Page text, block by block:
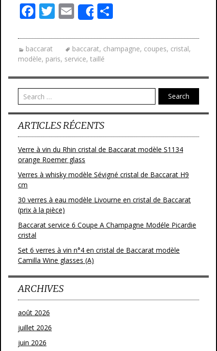
F
e
b
o
o
k
T
itt
er
E
m
ai
l
Share
ta
g
er
baccarat baccarat, champagne, coupes, cristal,
modèle, paris, service, taillé
Search
ARTICLES RÉCENTS
Verre à vin du Rhin cristal de Baccarat modèle S1134
orange Roemer glass
Verres à whisky modèle Sévigné cristal de Baccarat H9
cm
30 verres à eau modèle Livourne en cristal de Baccarat
(prix à la pièce)
Baccarat service 6 Coupe A Champagne Modéle Picardie
cristal
Set 6 verres à vin n°4 en cristal de Baccarat modèle
Camilla Wine glasses (A)
ARCHIVES
août 2026
juillet 2026
juin 2026